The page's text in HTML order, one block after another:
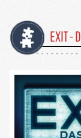
EXIT -